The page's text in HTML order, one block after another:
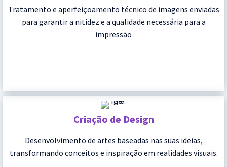
Tratamento e aperfeiçoamento técnico de imagens enviadas
para garantir a nitidez e a qualidade necessária para a
impressão
Criação de Design
Desenvolvimento de artes baseadas nas suas ideias,
transformando conceitos e inspiração em realidades visuais.